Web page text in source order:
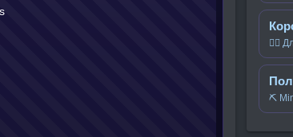
🧍‍♂️
⛏️